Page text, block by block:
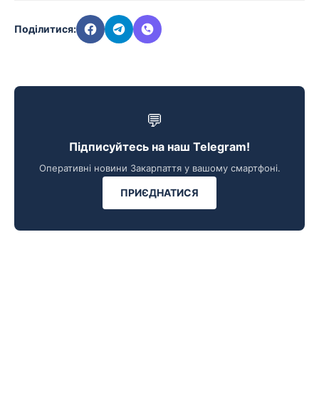
Поділитися:
💬
Підписуйтесь на наш Telegram!
Оперативні новини Закарпаття у вашому смартфоні.
ПРИЄДНАТИСЯ